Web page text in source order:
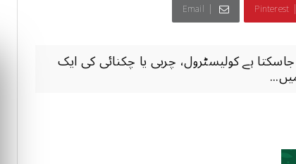
Pinterest
Email
ہے کولیسٹرول، چربی یا چکنائی کی ایک